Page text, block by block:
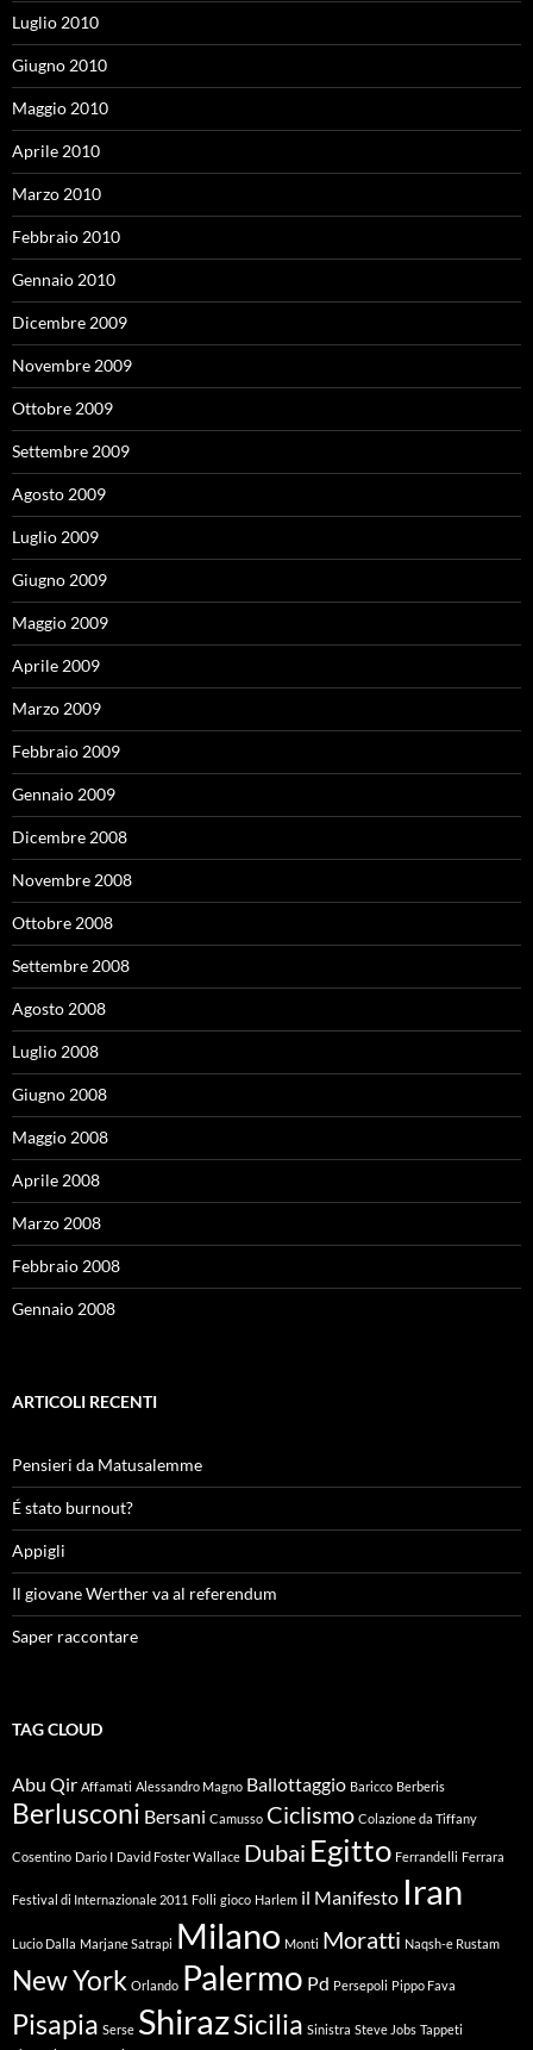
Luglio 2010
Giugno 2010
Maggio 2010
Aprile 2010
Marzo 2010
Febbraio 2010
Gennaio 2010
Dicembre 2009
Novembre 2009
Ottobre 2009
Settembre 2009
Agosto 2009
Luglio 2009
Giugno 2009
Maggio 2009
Aprile 2009
Marzo 2009
Febbraio 2009
Gennaio 2009
Dicembre 2008
Novembre 2008
Ottobre 2008
Settembre 2008
Agosto 2008
Luglio 2008
Giugno 2008
Maggio 2008
Aprile 2008
Marzo 2008
Febbraio 2008
Gennaio 2008
ARTICOLI RECENTI
Pensieri da Matusalemme
É stato burnout?
Appigli
Il giovane Werther va al referendum
Saper raccontare
TAG CLOUD
Abu Qir Affamati Alessandro Magno Ballottaggio Baricco Berberis
Berlusconi Bersani Camusso Ciclismo Colazione da Tiffany
Cosentino Dario I David Foster Wallace Dubai Egitto Ferrandelli Ferrara
Festival di Internazionale 2011 Folli gioco Harlem il Manifesto Iran
Lucio Dalla Marjane Satrapi Milano Monti Moratti Naqsh-e Rustam
New York Orlando Palermo Pd Persepoli Pippo Fava
Pisapia Serse ShirazSicilia Sinistra Steve Jobs Tappeti